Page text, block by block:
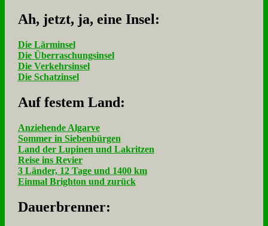
Ah, jetzt, ja, ei­ne In­sel:
Die Lärminsel
Die Überraschungsinsel
Die Verkehrsinsel
Die Schatzinsel
Auf fe­stem Land:
Anziehende Algarve
Sommer in Siebenbürgen
Land der Lupinen und Lakritzen
Reise ins Revier
3 Länder, 12 Tage und 1400 km
Einmal Brighton und zurück
Dau­er­bren­ner: